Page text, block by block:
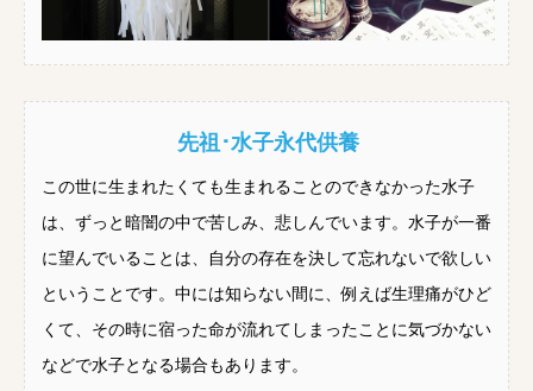
先祖･水子永代供養
この世に生まれたくても生まれることのできなかった水子
は、ずっと暗闇の中で苦しみ、悲しんでいます。水子が一番
に望んでいることは、自分の存在を決して忘れないで欲しい
ということです。中には知らない間に、例えば生理痛がひど
くて、その時に宿った命が流れてしまったことに気づかない
などで水子となる場合もあります。